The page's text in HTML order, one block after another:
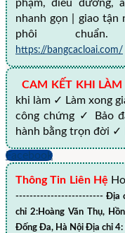
phạm, điều dưỡng,
nhanh gọn | giao tận
phôi
https://bangcacloai.com/
CAM KẾT KHI LÀM
khi làm ✓ Làm xong
công chứng ✓ Bảo
hành bằng trọn đời ✓
Facebook
Thông Tin Liên Hệ
------------------------- Địa
chỉ 2:Hoàng Văn Thụ,
Đống Đa, Hà Nội Địa chỉ 4: